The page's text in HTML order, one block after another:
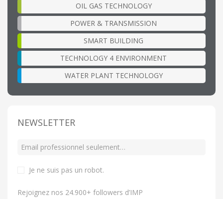
OIL GAS TECHNOLOGY
POWER & TRANSMISSION
SMART BUILDING
TECHNOLOGY 4 ENVIRONMENT
WATER PLANT TECHNOLOGY
NEWSLETTER
Je ne suis pas un robot.
Rejoignez nos 24.900+ followers d’IMP